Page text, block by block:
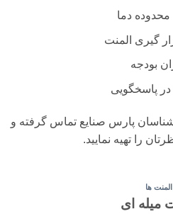
محدوده دما
گیری المنت
بودجه
پاسخگویی
پارس صنایع تماس گرفته و
را تهیه نمایید.
المنت ها
میله ای